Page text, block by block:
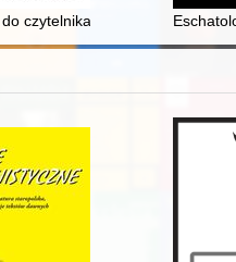
Jahre Gesellschaft der
czytelnika" : Międzynarodowa